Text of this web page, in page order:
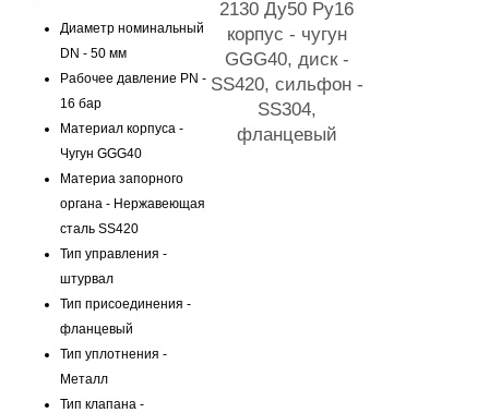
Диаметр номинальный
DN - 50 мм
Рабочее давление PN -
16 бар
Материал корпуса -
Чугун GGG40
Материа запорного
органа - Нержавеющая
сталь SS420
Тип управления -
штурвал
Тип присоединения -
фланцевый
Тип уплотнения -
Металл
Тип клапана -
2130 Ду50 Ру16
корпус - чугун
GGG40, диск -
SS420, сильфон -
SS304,
фланцевый